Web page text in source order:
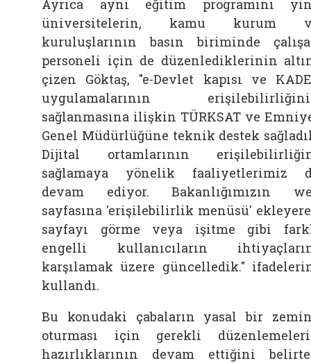
Ayrıca aynı eğitim programını
üniversitelerin, kamu kurum
kuruluşlarının basın biriminde
personeli için de düzenlediklerinin
çizen Göktaş, "e-Devlet kapısı ve
uygulamalarının
sağlanmasına ilişkin TÜRKSAT ve
Genel Müdürlüğüne teknik destek
Dijital ortamlarının
sağlamaya yönelik faaliyetlerimiz
devam ediyor. Bakanlığımızın
sayfasına 'erişilebilirlik menüsü'
sayfayı görme veya işitme gibi
engelli kullanıcıların
karşılamak üzere güncelledik."
kullandı.
Bu konudaki çabaların yasal bir
oturması için gerekli
hazırlıklarının devam ettiğini